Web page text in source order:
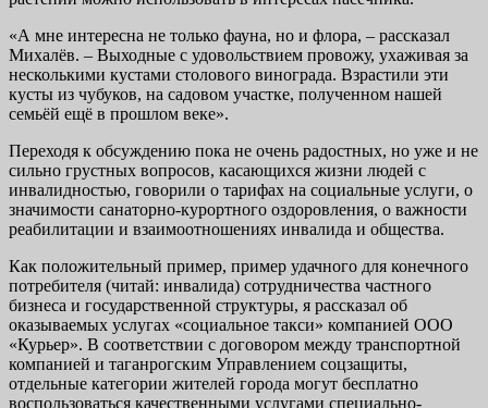
«А мне интересна не только фауна, но и флора, – рассказал
Михалёв. – Выходные с удовольствием провожу, ухаживая за
несколькими кустами столового винограда. Взрастили эти
кусты из чубуков, на садовом участке, полученном нашей
семьёй ещё в прошлом веке».
Переходя к обсуждению пока не очень радостных, но уже и не
сильно грустных вопросов, касающихся жизни людей с
инвалидностью, говорили о тарифах на социальные услуги, о
значимости санаторно-курортного оздоровления, о важности
реабилитации и взаимоотношениях инвалида и общества.
Как положительный пример, пример удачного для конечного
потребителя (читай: инвалида) сотрудничества частного
бизнеса и государственной структуры, я рассказал об
оказываемых услугах «социальное такси» компанией ООО
«Курьер». В соответствии с договором между транспортной
компанией и таганрогским Управлением соцзащиты,
отдельные категории жителей города могут бесплатно
воспользоваться качественными услугами специально-